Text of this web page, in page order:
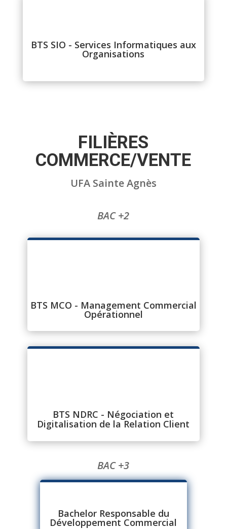
BTS SIO - Services Informatiques aux
Organisations
FILIÈRES
COMMERCE/VENTE
UFA Sainte Agnès
BAC +2
BTS MCO - Management Commercial
Opérationnel
BTS NDRC - Négociation et
Digitalisation de la Relation Client
BAC +3
Bachelor Responsable du
Développement Commercial